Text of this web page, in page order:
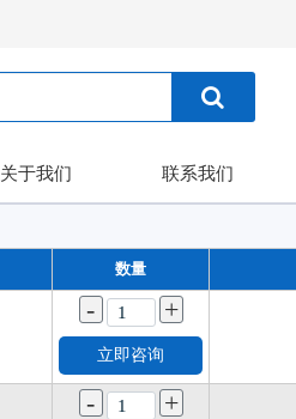
关于我们 联系我们
数量
- +
立即咨询
- +